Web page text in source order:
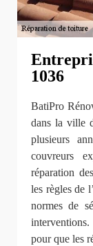
1036
BatiPro
dans la ville
plusieurs
couvreurs
réparation
les règles de
normes de
pour que les